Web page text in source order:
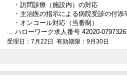
・訪問診療（施設内）の対応
・主治医の指示による病院受診の付添
・オンコール対応（当番制）
... ハローワーク求人番号 42020-
受理日：7月22日 有効期限：9月30日